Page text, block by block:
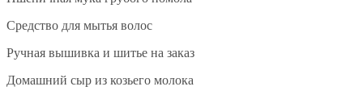
Средство для мытья волос
Ручная вышивка и шитье на заказ
Домашний сыр из козьего молока